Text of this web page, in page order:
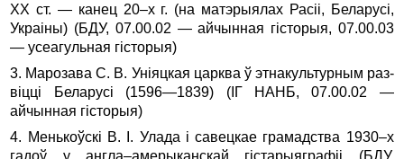
XX ст. — канец 20–х г. (на матэрыялах Расіі, Беларусі,
Украіны) (БДУ, 07.00.02 — айчынная гісторыя, 07.00.03
— усеагульная гісторыя)
3. Марозава С. В. Уніяцкая царква ў этнакультурным раз­
віцці Беларусі (1596—1839) (ІГ НАНБ, 07.00.02 —
айчынная гісторыя)
4. Менькоўскі В. І. Улада і савецкае грамадства 1930–х
гадоў у англа–амерыканскай гістарыяграфіі (БДУ,